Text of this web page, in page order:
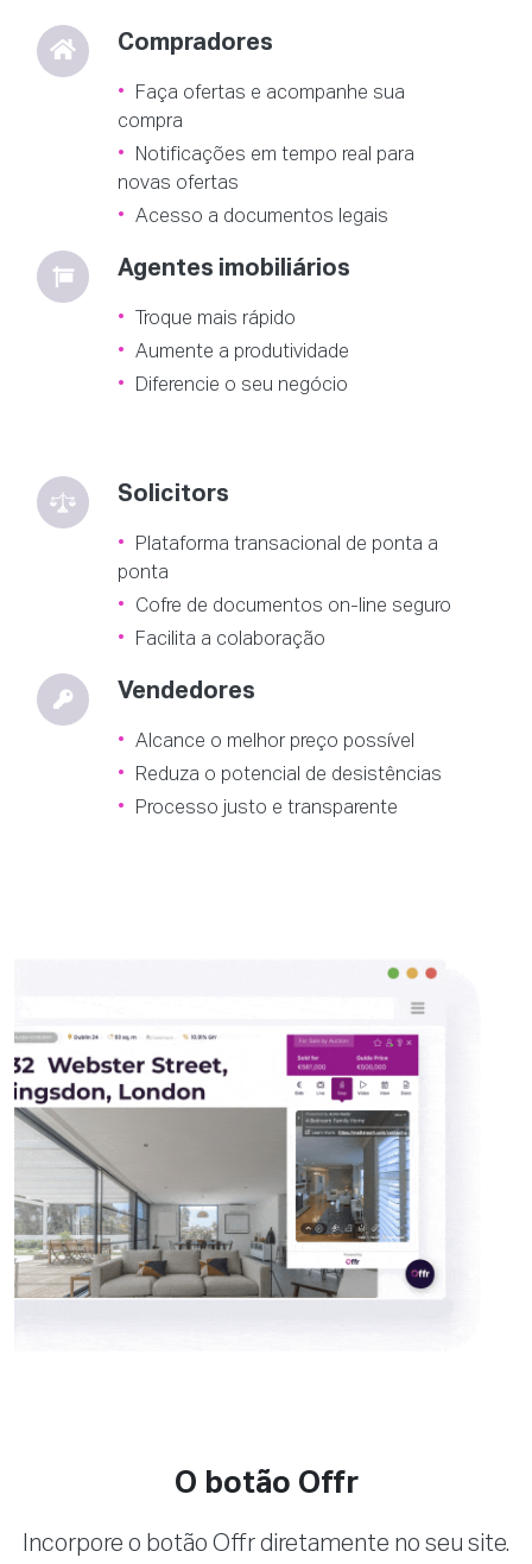
Compradores
Faça ofertas e acompanhe sua
compra
Notificações em tempo real para
novas ofertas
Acesso a documentos legais
Agentes imobiliários
Troque mais rápido
Aumente a produtividade
Diferencie o seu negócio
Solicitors
Plataforma transacional de ponta a
ponta
Cofre de documentos on-line seguro
Facilita a colaboração
Vendedores
Alcance o melhor preço possível
Reduza o potencial de desistências
Processo justo e transparente
O botão Offr
Incorpore o botão Offr diretamente no seu site.